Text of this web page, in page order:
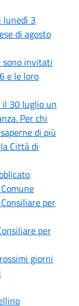
lunedì 3
di agosto
sono invitati
e le loro
il 30 luglio un
Per chi
di più
Città di
per
per
giorni